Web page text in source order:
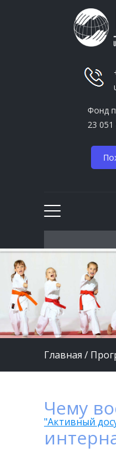
Фонд
23 051
Главная /
"Активный
Чему